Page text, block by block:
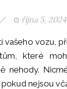
/ října 5, 2024
vašeho vozu,
které
nehody.
nejsou